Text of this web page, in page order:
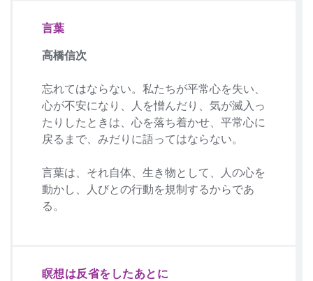
言葉
高橋信次
忘れてはならない。私たちが平常心を失い、
心が不安になり、人を憎んだり、気が滅入っ
たりしたときは、心を落ち着かせ、平常心に
戻るまで、みだりに語ってはならない。
言葉は、それ自体、生き物として、人の心を
動かし、人びとの行動を規制するからであ
る。
瞑想は反省をしたあとに